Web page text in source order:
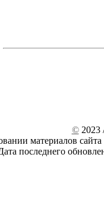
©2023
материалов
последнего